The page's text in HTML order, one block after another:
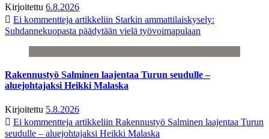
Kirjoitettu 6.8.2026
Ei kommentteja artikkeliin Starkin ammattilaiskysely:
Suhdannekuopasta päädytään vielä työvoimapulaan
Rakennustyö Salminen laajentaa Turun seudulle –
aluejohtajaksi Heikki Malaska
Kirjoitettu 5.8.2026
Ei kommentteja artikkeliin Rakennustyö Salminen laajentaa Turun
seudulle – aluejohtajaksi Heikki Malaska